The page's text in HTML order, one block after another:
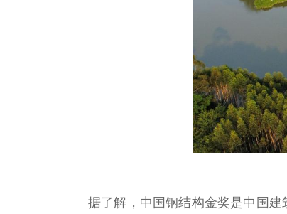
据了解，中国钢结构金奖是中国